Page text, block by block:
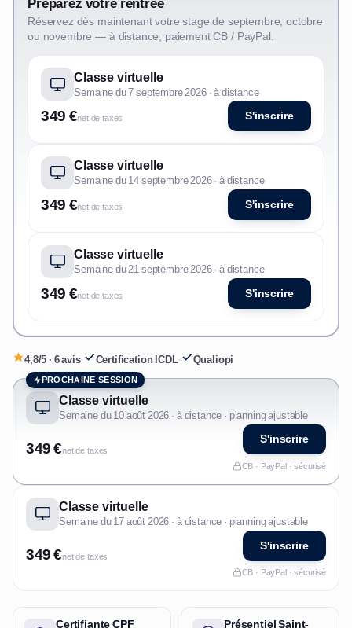
Réservez dès maintenant votre stage de septembre, octobre
ou novembre — à distance, paiement CB / PayPal.
Classe virtuelle
Semaine du 7 septembre 2026 · à distance
349 €net de taxes S'inscrire
Classe virtuelle
Semaine du 14 septembre 2026 · à distance
349 €net de taxes S'inscrire
Classe virtuelle
Semaine du 21 septembre 2026 · à distance
349 €net de taxes S'inscrire
4,8/5 · 6 avis· Certification ICDL· Qualiopi
PROCHAINE SESSION
Classe virtuelle
Semaine du 10 août 2026 · à distance · planning ajustable
349 €net de taxes
S'inscrire
CB · PayPal · sécurisé
Classe virtuelle
Semaine du 17 août 2026 · à distance · planning ajustable
349 €net de taxes
S'inscrire
CB · PayPal · sécurisé
Certifiante CPF Présentiel Saint-